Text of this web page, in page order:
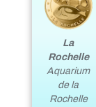
La
Rochelle
Aquarium
de la
Rochelle